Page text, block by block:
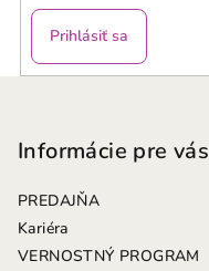
Prihlásiť sa
Informácie pre vás
PREDAJŇA
Kariéra
VERNOSTNÝ PROGRAM